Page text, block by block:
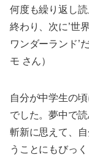
何度も繰り返し
終わり、次に’世
ワンダーランド’
モ さん）
自分が中学生の
でした。夢中で
斬新に思えて、
うことにもびっ